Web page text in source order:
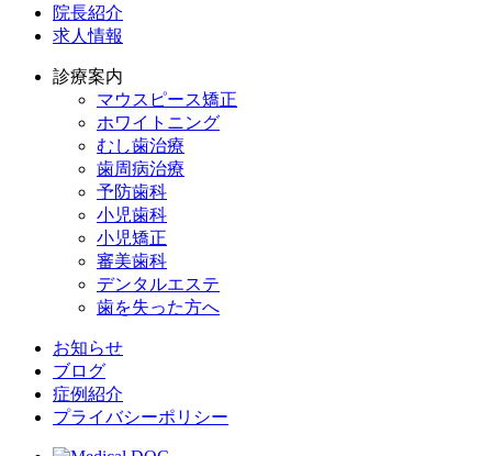
院長紹介
求人情報
診療案内
マウスピース矯正
ホワイトニング
むし歯治療
歯周病治療
予防歯科
小児歯科
小児矯正
審美歯科
デンタルエステ
歯を失った方へ
お知らせ
ブログ
症例紹介
プライバシーポリシー